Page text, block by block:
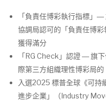
「負責任博彩執行指標」
協調局認可的「負責任博
獲得滿分
「RG Check」認證 ― 旗
際第三方組織理性博彩局
入選2025 標普全球《可持
進步企業」（Industry